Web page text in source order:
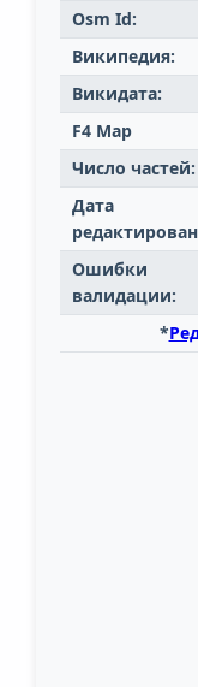
Osm Id:
Википедия:
Викидата:
F4 Map
Число частей:
Дата
Ошибки
валидации:
*